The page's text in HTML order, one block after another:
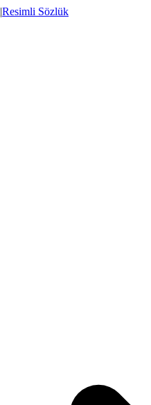
|Resimli Sözlük